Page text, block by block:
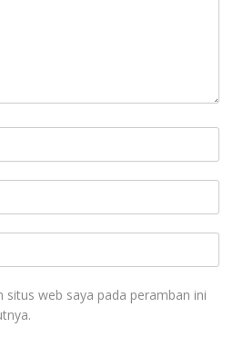
situs web saya pada peramban ini